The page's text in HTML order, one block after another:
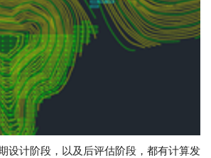
计阶段，以及后评估阶段，都有计算发